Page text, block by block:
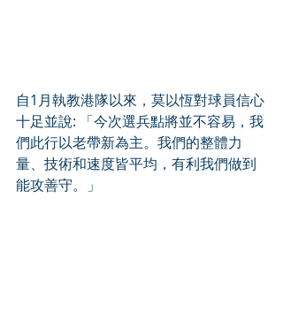
自1月執教港隊以來，莫以恆對球員信心
十足並說: 「今次選兵點將並不容易，我
們此行以老帶新為主。我們的整體力
量、技術和速度皆平均，有利我們做到
能攻善守。」